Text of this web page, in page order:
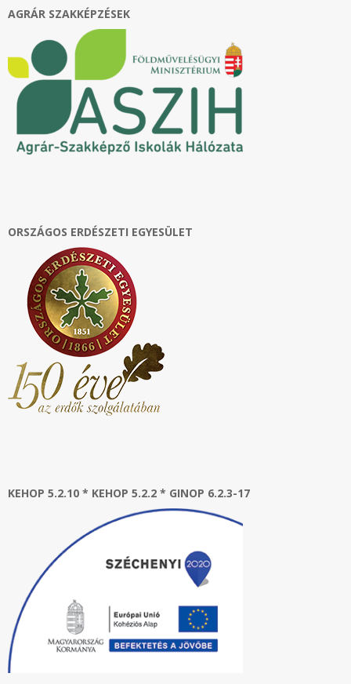
AGRÁR SZAKKÉPZÉSEK
ORSZÁGOS ERDÉSZETI EGYESÜLET
KEHOP 5.2.10 * KEHOP 5.2.2 * GINOP 6.2.3-17